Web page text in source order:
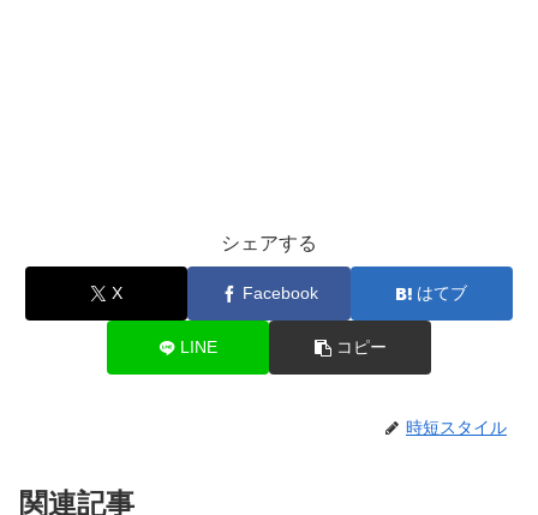
シェアする
X Facebook はてブ
LINE コピー
時短スタイル
関連記事